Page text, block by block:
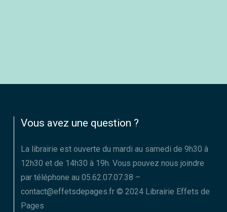
Vous avez une question ?
La librairie est ouverte du mardi au samedi de 9h30 à
12h30 et de 14h30 à 19h. Vous pouvez nous joindre
par téléphone au 05.62.07.07.38 –
contact@effetsdepages.fr © 2024 Librairie Effets de
Pages